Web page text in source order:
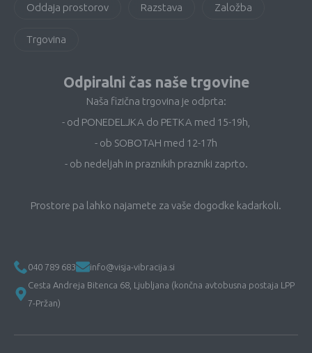
Oddaja prostorov Razstava Založba
Trgovina
Odpiralni čas naše trgovine
Naša fizična trgovina je odprta:
- od PONEDELJKA do PETKA med 15-19h,
- ob SOBOTAH med 12-17h
- ob nedeljah in praznikih prazniki zaprto.
Prostore pa lahko najamete za vaše dogodke kadarkoli.
040 789 683
info@visja-vibracija.si
Cesta Andreja Bitenca 68, Ljubljana (končna avtobusna postaja LPP
7-Pržan)